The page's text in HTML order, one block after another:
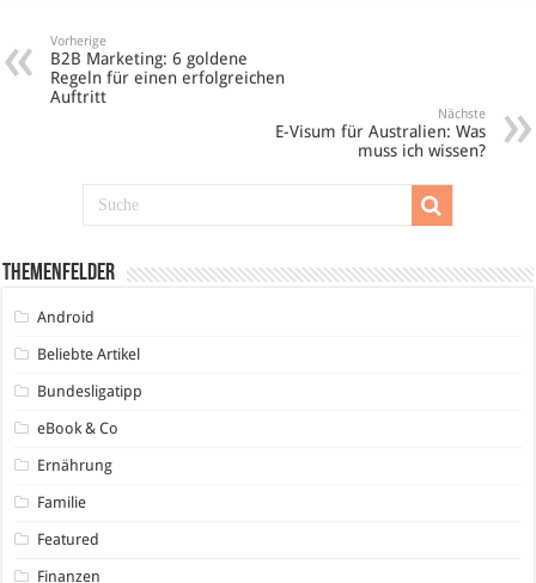
Vorherige
B2B Marketing: 6 goldene
Regeln für einen erfolgreichen
Auftritt
Nächste
E-Visum für Australien: Was
muss ich wissen?
Themenfelder
Android
Beliebte Artikel
Bundesligatipp
eBook & Co
Ernährung
Familie
Featured
Finanzen